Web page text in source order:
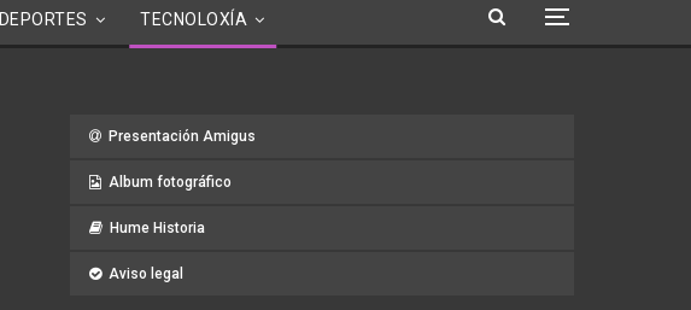
DEPORTES TECNOLOXÍA
Presentación Amigus
Album fotográfico
Hume Historia
Aviso legal